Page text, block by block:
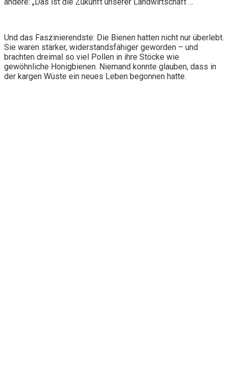
Und das Faszinierendste: Die Bienen hatten nicht nur überlebt.
Sie waren stärker, widerstandsfähiger geworden – und
brachten dreimal so viel Pollen in ihre Stöcke wie
gewöhnliche Honigbienen. Niemand konnte glauben, dass in
der kargen Wüste ein neues Leben begonnen hatte.